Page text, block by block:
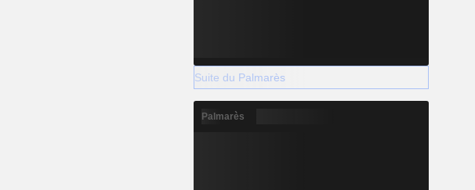
Suite du Palmarès
Palmarès